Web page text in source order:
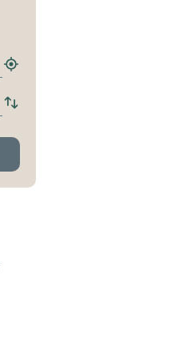
Hitta
hållplats
Byt
och